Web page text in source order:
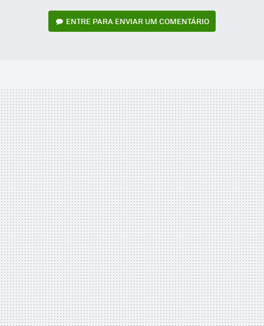
ENTRE PARA ENVIAR UM COMENTÁRIO